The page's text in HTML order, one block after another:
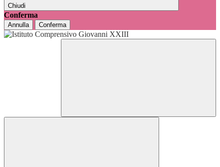
Chiudi
Conferma
Annulla Conferma